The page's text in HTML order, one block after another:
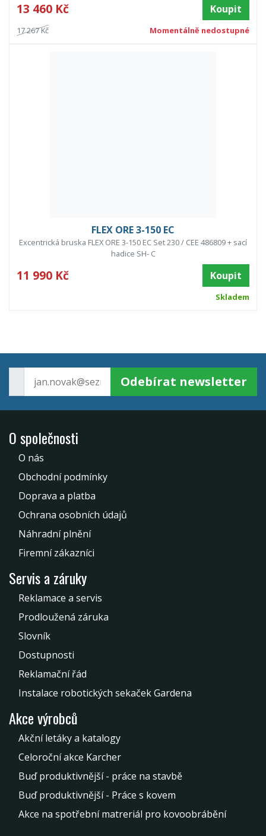
13 460 Kč Koupit
17 267 Kč Momentálně nedostupné
FLEX ORE 3-150 EC
Excentrická bruska FLEX ORE 3-150 EC Set 230 / CEE 486809 + sací
hadice SH- C
11 990 Kč Koupit
Skladem
Odebírat newsletter
O společnosti
O nás
Obchodní podmínky
Doprava a platba
Ochrana osobních údajů
Náhradní plnění
Firemní zákazníci
Servis a záruky
Reklamace a servis
Prodloužená záruka
Slovník
Dostupnosti
Reklamační řád
Instalace robotických sekaček Gardena
Akce výrobců
Akční letáky a katalogy
Celoroční akce Karcher
Buď produktivnější - práce na stavbě
Buď produktivnější - Práce s kovem
Akce na spotřební matreriál pro kovoobrábění